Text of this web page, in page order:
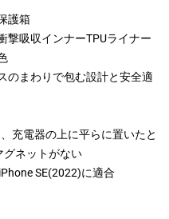
護箱
撃吸収インナーTPUライナー
のまわりで包む設計と安全適
充電器の上に平らに置いたと
グネットがない
SE(2022)に適合